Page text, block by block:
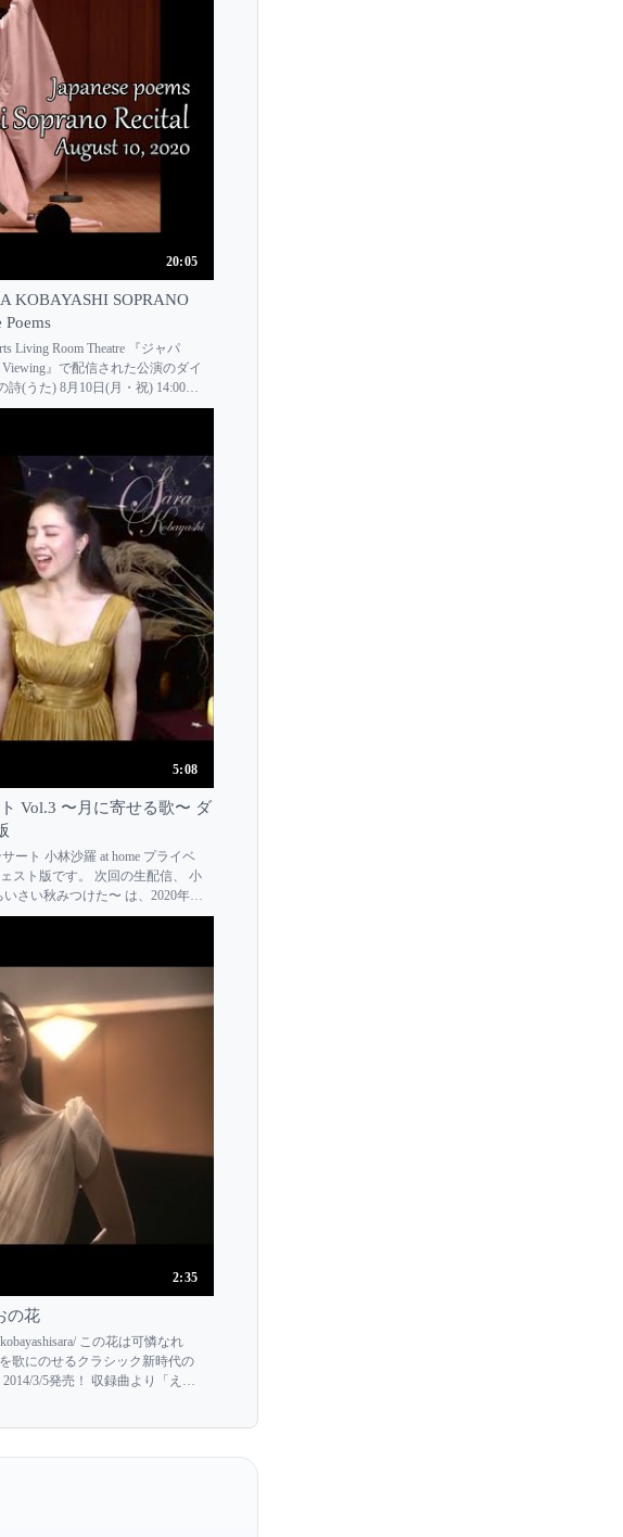
20:05
KOBAYASHI SOPRANO
Poems
Living Room Theatre 『ジャパ
』で配信された公演のダイ
詩(うた) 8月10日(月・祝) 14:00
5:08
Vol.3 〜月に寄せる歌〜 ダ
ート 小林沙羅 at home プライベ
スト版です。 次回の生配信、 小
さい秋みつけた〜 は、2020年11
URLよりご覧いただ...
2:35
の花
この花は可憐なれ
歌にのせるクラシック新時代の
3/5発売！ 収録曲より「えが